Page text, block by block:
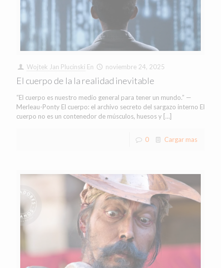
Wojtek Jan Plucinski En noviembre 24, 2025
El cuerpo de la la realidad inevitable
“El cuerpo es nuestro medio general para tener un mundo.” —
Merleau-Ponty El cuerpo: el archivo secreto del sargazo interno El
cuerpo no es un contenedor de músculos, huesos y […]
0 Cargar mas